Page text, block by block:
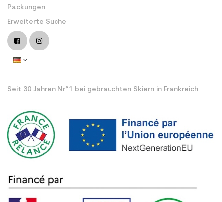
Packungen
Erweiterte Suche
Seit 30 Jahren Nr°1 bei gebrauchten Skiern in Frankreich